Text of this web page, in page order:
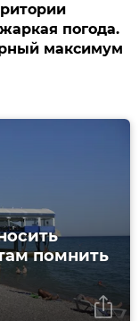
погода.
максимум
помнить